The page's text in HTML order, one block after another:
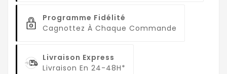
Programme Fidélité
Cagnottez À Chaque Commande
Livraison Express
Livraison En 24-48H*